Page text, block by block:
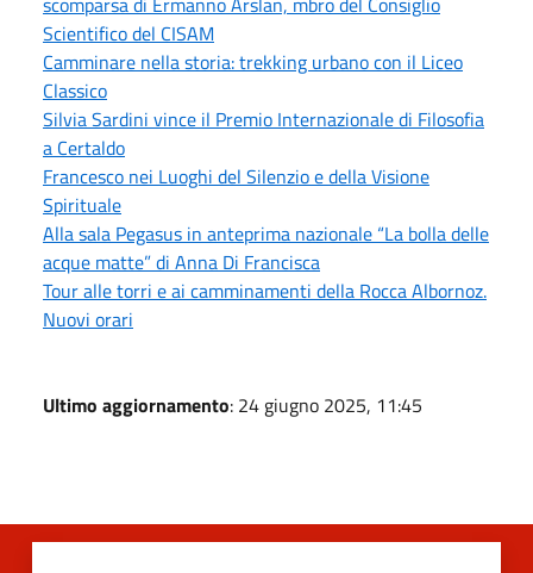
Scientifico del CISAM
Camminare nella storia: trekking urbano con il Liceo
Classico
Silvia Sardini vince il Premio Internazionale di Filosofia
a Certaldo
Francesco nei Luoghi del Silenzio e della Visione
Spirituale
Alla sala Pegasus in anteprima nazionale “La bolla delle
acque matte” di Anna Di Francisca
Tour alle torri e ai camminamenti della Rocca Albornoz.
Nuovi orari
Ultimo aggiornamento: 24 giugno 2025, 11:45